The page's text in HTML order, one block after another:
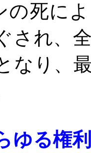
の死に
され、
なり、
ゆる権